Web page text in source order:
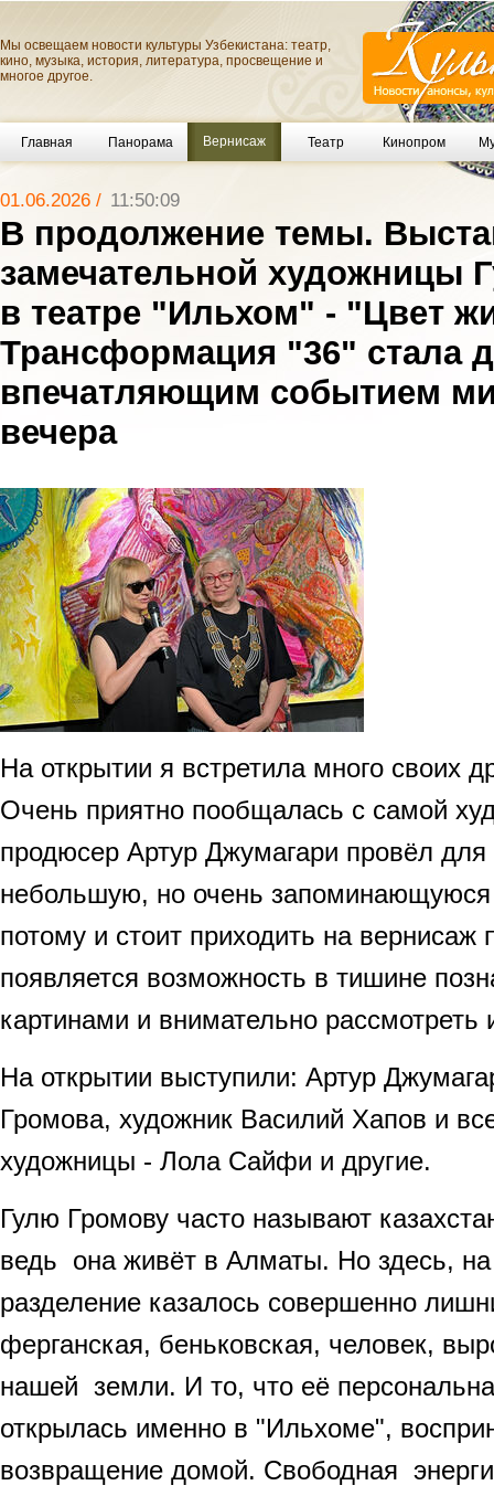
Мы освещаем новости культуры Узбекистана: театр,
кино, музыка, история, литература, просвещение и
многое другое.
Главная Панорама Вернисаж Театр Кинопром
01.06.2026 / 11:50:09
В продолжение темы.
замечательной художницы
в театре "Ильхом" - "Цвет
Трансформация "36" стала
впечатляющим событием
вечера
На открытии я встретила много своих
Очень приятно пообщалась с самой
продюсер Артур Джумагари провёл для
небольшую, но очень
потому и стоит приходить на
появляется возможность в тишине
картинами и внимательно рассмотреть
На открытии выступили: Артур
Громова, художник Василий Хапов и
художницы - Лола Сайфи и другие.
Гулю Громову часто называют
ведь она живёт в Алматы. Но здесь, на
разделение казалось совершенно
ферганская, беньковская, человек,
нашей земли. И то, что её
открылась именно в "Ильхоме",
возвращение домой. Свободная